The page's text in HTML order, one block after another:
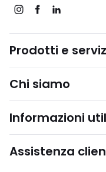
Prodotti e
Chi siamo
Informazioni
Assistenza